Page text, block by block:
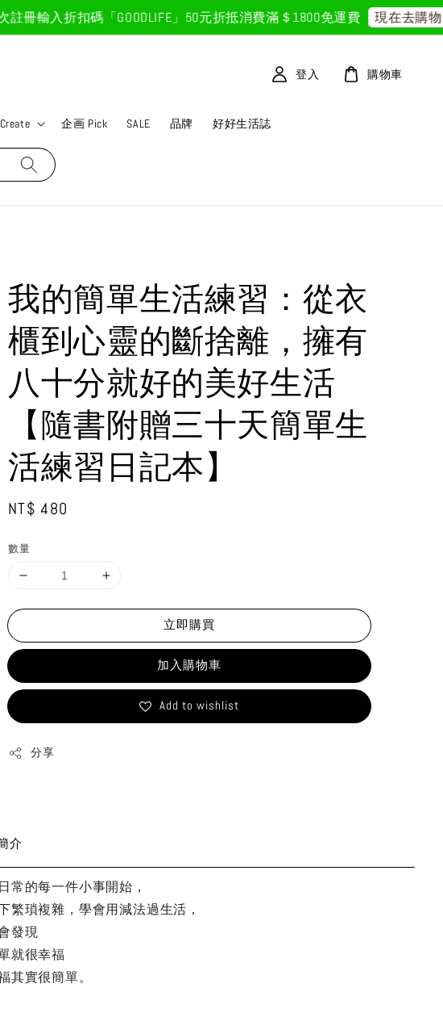
輸入折扣碼「GOODLIFE」50元折抵消費滿＄1800免運費 現在去購物！
企画 Pick SALE 品牌 好好生活誌
登入 購物車
我的簡單生活練習：從衣
櫃到心靈的斷捨離，擁有
八十分就好的美好生活
【隨書附贈三十天簡單生
活練習日記本】
Regular
NT$ 480
數量
立即購買
加入購物車
Add to wishlist
分享
介
常的每一件小事開始，
繁瑣複雜，學會用減法過生活，
發現
就很幸福
其實很簡單。